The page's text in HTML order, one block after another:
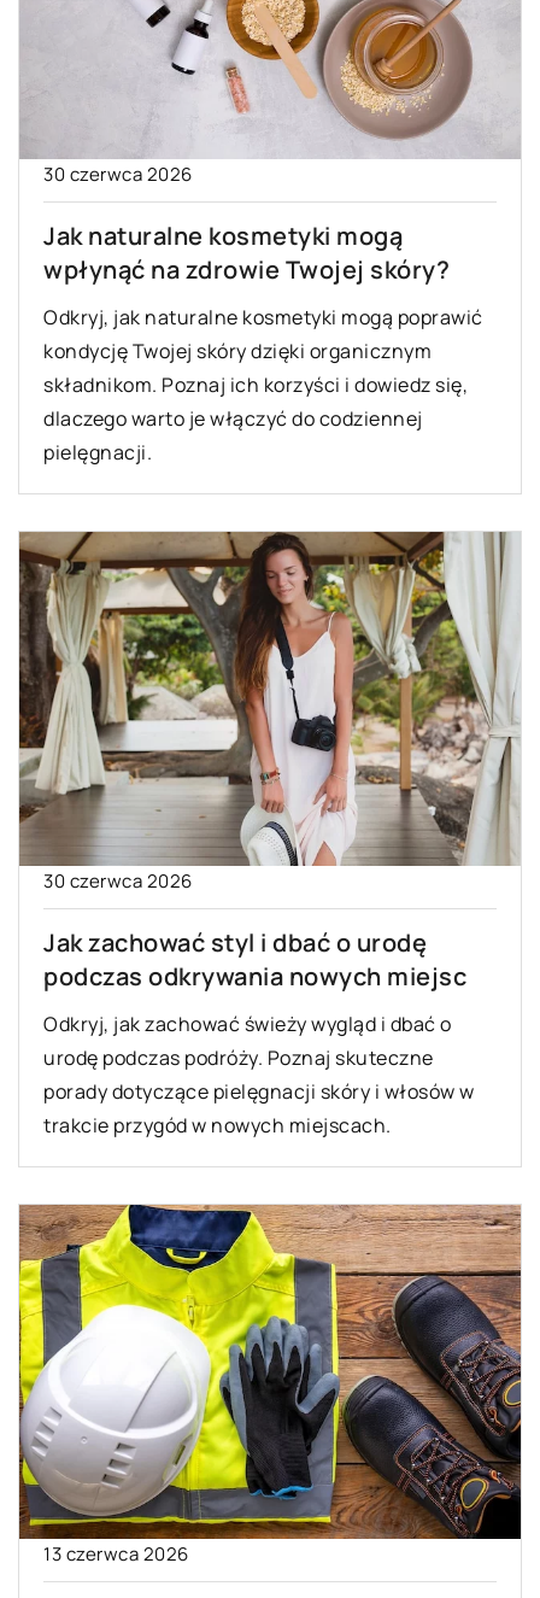
30 czerwca 2026
Jak naturalne kosmetyki mogą
wpłynąć na zdrowie Twojej skóry?
Odkryj, jak naturalne kosmetyki mogą poprawić
kondycję Twojej skóry dzięki organicznym
składnikom. Poznaj ich korzyści i dowiedz się,
dlaczego warto je włączyć do codziennej
pielęgnacji.
30 czerwca 2026
Jak zachować styl i dbać o urodę
podczas odkrywania nowych miejsc
Odkryj, jak zachować świeży wygląd i dbać o
urodę podczas podróży. Poznaj skuteczne
porady dotyczące pielęgnacji skóry i włosów w
trakcie przygód w nowych miejscach.
13 czerwca 2026